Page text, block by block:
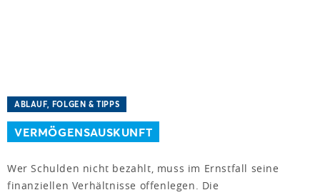
ABLAUF, FOLGEN & TIPPS
VERMÖGENSAUSKUNFT
Wer Schulden nicht bezahlt, muss im Ernstfall seine
finanziellen Verhältnisse offenlegen. Die